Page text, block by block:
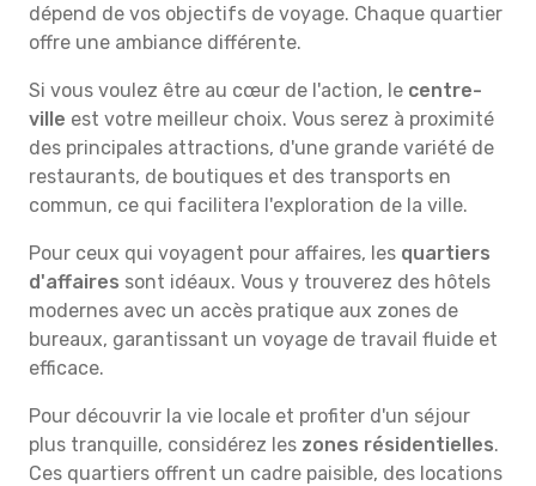
dépend de vos objectifs de voyage. Chaque quartier
offre une ambiance différente.
Si vous voulez être au cœur de l'action, le centre-
ville est votre meilleur choix. Vous serez à proximité
des principales attractions, d'une grande variété de
restaurants, de boutiques et des transports en
commun, ce qui facilitera l'exploration de la ville.
Pour ceux qui voyagent pour affaires, les quartiers
d'affaires sont idéaux. Vous y trouverez des hôtels
modernes avec un accès pratique aux zones de
bureaux, garantissant un voyage de travail fluide et
efficace.
Pour découvrir la vie locale et profiter d'un séjour
plus tranquille, considérez les zones résidentielles.
Ces quartiers offrent un cadre paisible, des locations